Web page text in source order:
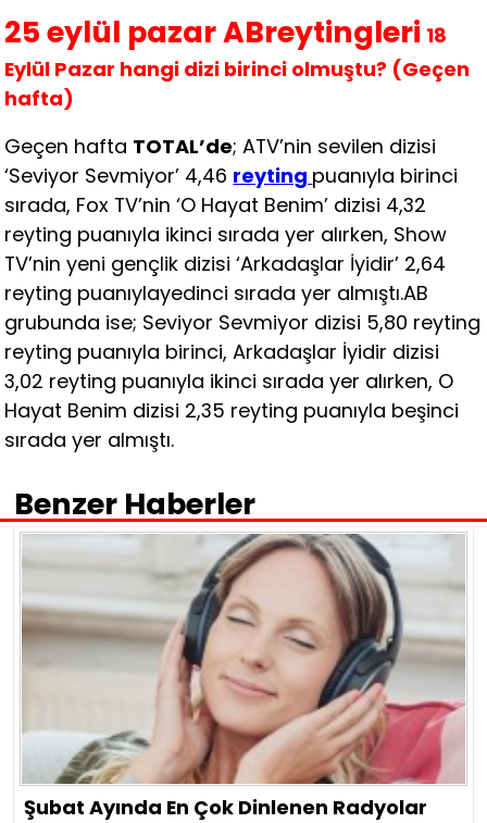
25 eylül pazar ABreytingleri 18
Eylül Pazar hangi dizi birinci olmuştu? (Geçen
hafta)
Geçen hafta TOTAL’de; ATV’nin sevilen dizisi
‘Seviyor Sevmiyor’ 4,46 reyting puanıyla birinci
sırada, Fox TV’nin ‘O Hayat Benim’ dizisi 4,32
reyting puanıyla ikinci sırada yer alırken, Show
TV’nin yeni gençlik dizisi ‘Arkadaşlar İyidir’ 2,64
reyting puanıylayedinci sırada yer almıştı.AB
grubunda ise; Seviyor Sevmiyor dizisi 5,80 reyting
reyting puanıyla birinci, Arkadaşlar İyidir dizisi
3,02 reyting puanıyla ikinci sırada yer alırken, O
Hayat Benim dizisi 2,35 reyting puanıyla beşinci
sırada yer almıştı.
Benzer Haberler
Şubat Ayında En Çok Dinlenen Radyolar